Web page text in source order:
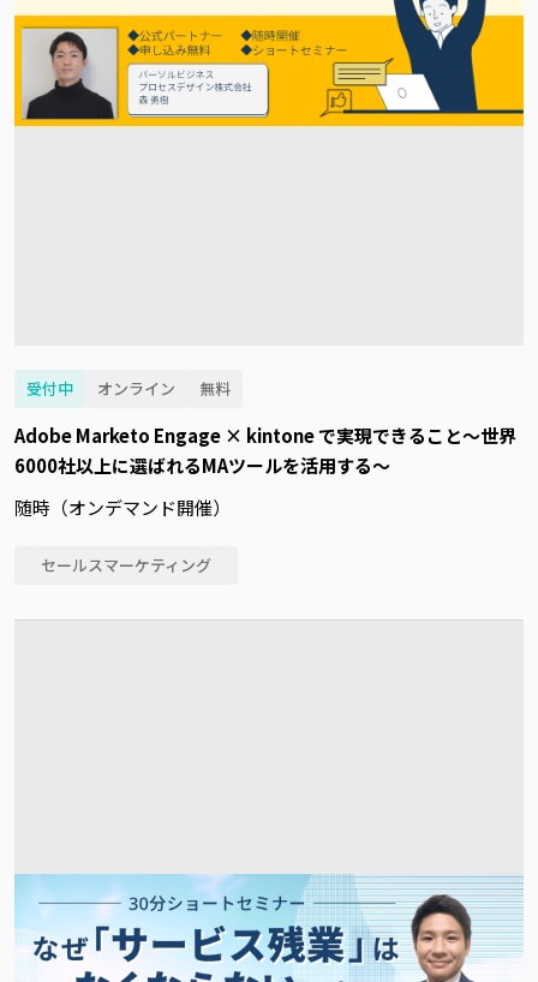
受付中 オンライン 無料
Adobe Marketo Engage × kintone で実現できること～世界
6000社以上に選ばれるMAツールを活用する～
随時（オンデマンド開催）
セールスマーケティング